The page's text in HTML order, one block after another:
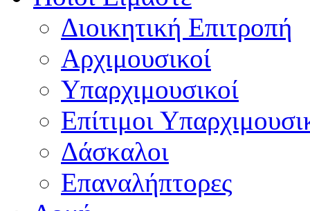
Διοικητική Επιτροπή
Aρχιμουσικοί
Υπαρχιμουσικοί
Επίτιμοι
Δάσκαλοι
Επαναλήπτορες